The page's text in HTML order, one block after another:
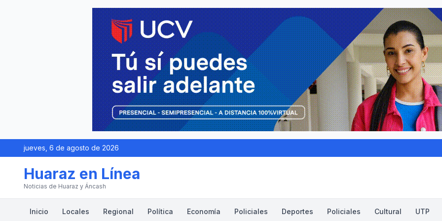
jueves, 6 de agosto de 2026
Huaraz en Línea
Noticias de Huaraz y Áncash
Inicio Locales Regional Política Economía Policiales Deportes Policiales Cultural UTP